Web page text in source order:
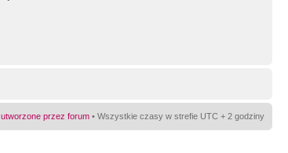
przez forum • Wszystkie czasy w strefie UTC + 2 godziny